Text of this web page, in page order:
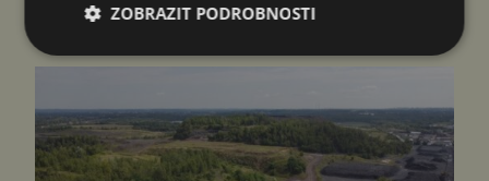
ZOBRAZIT PODROBNOSTI